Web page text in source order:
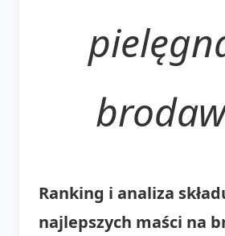
Ranking i analiza
najlepszych maści na